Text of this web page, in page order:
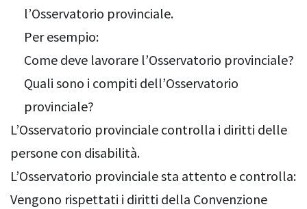
l’Osservatorio provinciale.
Per esempio:
Come deve lavorare l’Osservatorio provinciale?
Quali sono i compiti dell’Osservatorio
provinciale?
L’Osservatorio provinciale controlla i diritti delle
persone con disabilità.
L’Osservatorio provinciale sta attento e controlla:
Vengono rispettati i diritti della Convenzione